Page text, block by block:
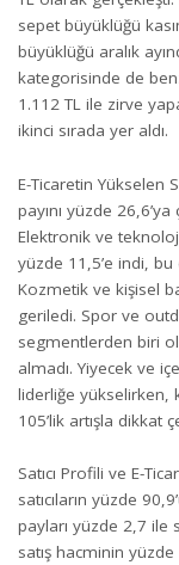
sepet büyüklüğü
büyüklüğü aralık
kategorisinde de
1.112 TL ile zirve
ikinci sırada yer aldı.
E-Ticaretin Yükselen
payını yüzde
Elektronik ve
yüzde 11,5’e indi,
Kozmetik ve kişisel
geriledi. Spor ve
segmentlerden biri
almadı. Yiyecek ve
liderliğe yükselirken,
105’lik artışla dikkat
Satıcı Profili ve E-
satıcıların yüzde
payları yüzde 2,7 ile
satış hacminin